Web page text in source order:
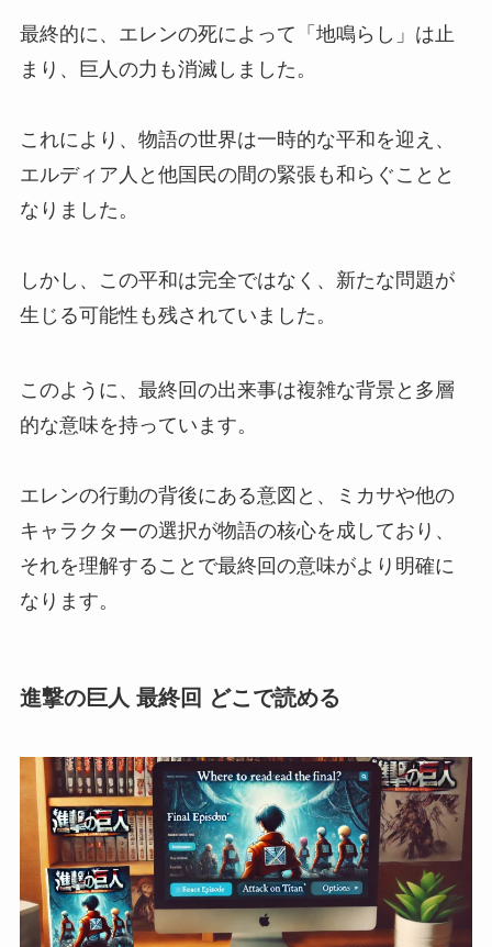
最終的に、エレンの死によって「地鳴らし」は止
まり、巨人の力も消滅しました。
これにより、物語の世界は一時的な平和を迎え、
エルディア人と他国民の間の緊張も和らぐことと
なりました。
しかし、この平和は完全ではなく、新たな問題が
生じる可能性も残されていました。
このように、最終回の出来事は複雑な背景と多層
的な意味を持っています。
エレンの行動の背後にある意図と、ミカサや他の
キャラクターの選択が物語の核心を成しており、
それを理解することで最終回の意味がより明確に
なります。
進撃の巨人 最終回 どこで読める